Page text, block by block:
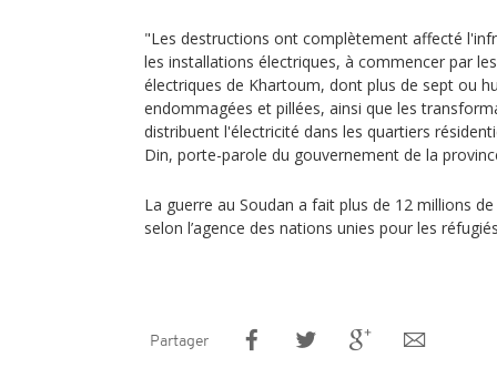
"Les destructions ont complètement affecté
les installations électriques, à commencer par
électriques de Khartoum, dont plus de sept ou
endommagées et pillées, ainsi que les
distribuent l'électricité dans les quartiers
Din, porte-parole du gouvernement de la
La guerre au Soudan a fait plus de 12 millions
selon l’agence des nations unies pour les
Partager